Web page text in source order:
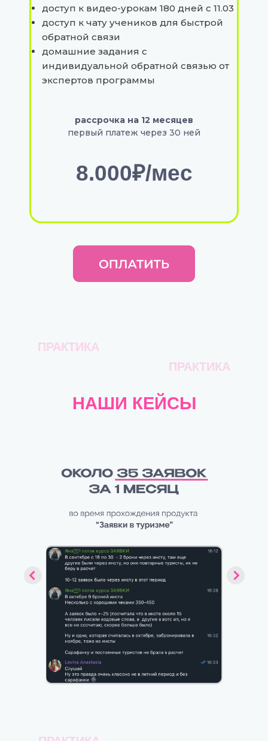
доступ к видео-урокам 180 дней с 11.03
доступ к чату учеников для быстрой
обратной связи
домашние задания с
индивидуальной обратной связью от
экспертов программы
рассрочка на 12 месяцев
первый платеж через 30 ней
8.000₽/мес
ПРАКТИКА
НАШИ КЕЙСЫ
ПРАКТИКА